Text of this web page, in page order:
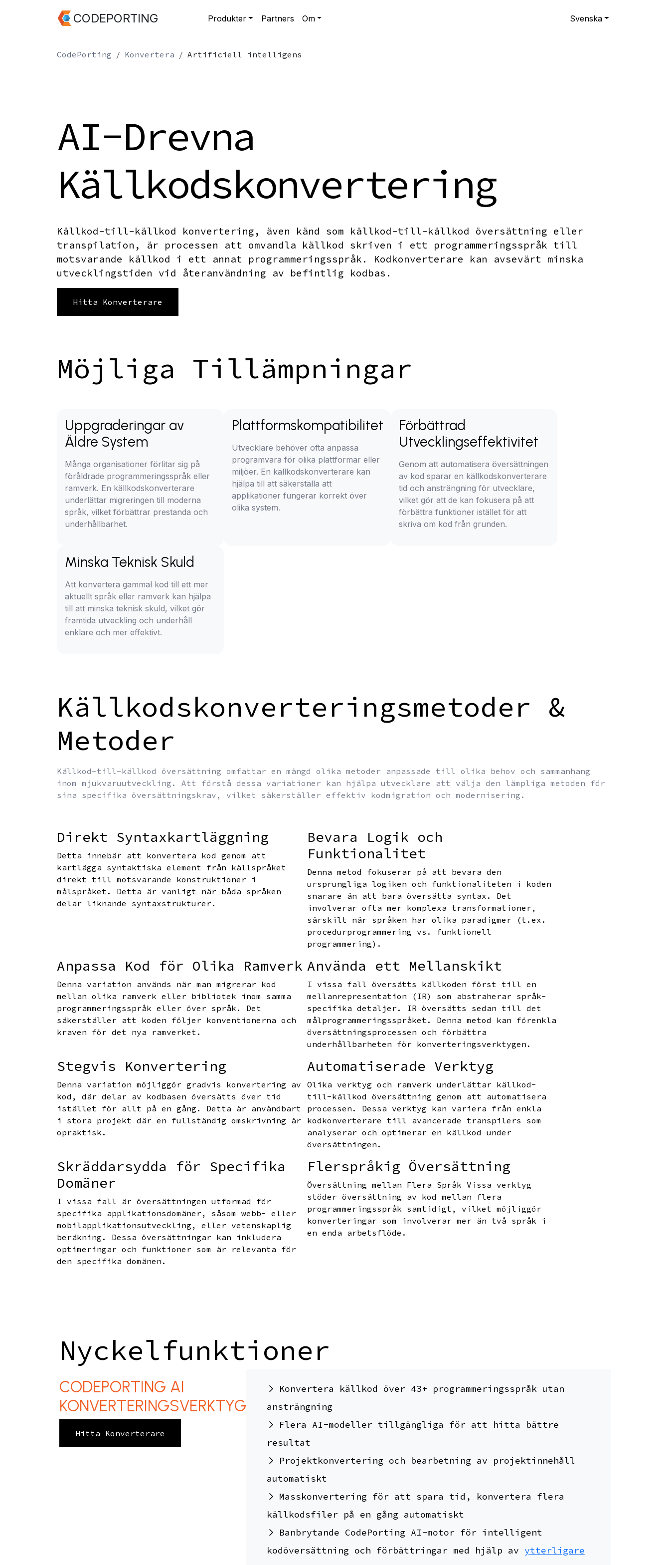
CODEPORTING Produkter Partners Om Svenska
CodePorting Konvertera Artificiell intelligens
AI-Drevna
Källkodskonvertering
Källkod-till-källkod konvertering , även känd som källkod-till-källkod översättning eller
transpilation, är processen att omvandla källkod skriven i ett programmeringsspråk till
motsvarande källkod i ett annat programmeringsspråk. Kodkonverterare kan avsevärt minska
utvecklingstiden vid återanvändning av befintlig kodbas.
Hitta Konverterare
Möjliga Tillämpningar
Uppgraderingar av
Äldre System
Många organisationer förlitar sig på
föråldrade programmeringsspråk eller
ramverk. En källkodskonverterare
underlättar migreringen till moderna
språk, vilket förbättrar prestanda och
underhållbarhet.
Plattformskompatibilitet
Utvecklare behöver ofta anpassa
programvara för olika plattformar eller
miljöer. En källkodskonverterare kan
hjälpa till att säkerställa att
applikationer fungerar korrekt över
olika system.
Förbättrad
Utvecklingseffektivitet
Genom att automatisera översättningen
av kod sparar en källkodskonverterare
tid och ansträngning för utvecklare,
vilket gör att de kan fokusera på att
förbättra funktioner istället för att
skriva om kod från grunden.
Minska Teknisk Skuld
Att konvertera gammal kod till ett mer
aktuellt språk eller ramverk kan hjälpa
till att minska teknisk skuld, vilket gör
framtida utveckling och underhåll
enklare och mer effektivt.
Källkodskonverteringsmetoder &
Metoder
Källkod-till-källkod översättning omfattar en mängd olika metoder anpassade till olika behov och sammanhang
inom mjukvaruutveckling. Att förstå dessa variationer kan hjälpa utvecklare att välja den lämpliga metoden för
sina specifika översättningskrav, vilket säkerställer effektiv kodmigration och modernisering.
Direkt Syntaxkartläggning
Detta innebär att konvertera kod genom att
kartlägga syntaktiska element från källspråket
direkt till motsvarande konstruktioner i
målspråket. Detta är vanligt när båda språken
delar liknande syntaxstrukturer.
Bevara Logik och
Funktionalitet
Denna metod fokuserar på att bevara den
ursprungliga logiken och funktionaliteten i koden
snarare än att bara översätta syntax. Det
involverar ofta mer komplexa transformationer,
särskilt när språken har olika paradigmer (t.ex.
procedurprogrammering vs. funktionell
programmering).
Anpassa Kod för Olika Ramverk
Denna variation används när man migrerar kod
mellan olika ramverk eller bibliotek inom samma
programmeringsspråk eller över språk. Det
säkerställer att koden följer konventionerna och
kraven för det nya ramverket.
Använda ett Mellanskikt
I vissa fall översätts källkoden först till en
mellanrepresentation (IR) som abstraherar språk-
specifika detaljer. IR översätts sedan till det
målprogrammeringsspråket. Denna metod kan förenkla
översättningsprocessen och förbättra
underhållbarheten för konverteringsverktygen.
Stegvis Konvertering
Denna variation möjliggör gradvis konvertering av
kod, där delar av kodbasen översätts över tid
istället för allt på en gång. Detta är användbart
i stora projekt där en fullständig omskrivning är
opraktisk.
Automatiserade Verktyg
Olika verktyg och ramverk underlättar källkod-
till-källkod översättning genom att automatisera
processen. Dessa verktyg kan variera från enkla
kodkonverterare till avancerade transpilers som
analyserar och optimerar en källkod under
översättningen.
Skräddarsydda för Specifika
Domäner
I vissa fall är översättningen utformad för
specifika applikationsdomäner, såsom webb- eller
mobilapplikationsutveckling, eller vetenskaplig
beräkning. Dessa översättningar kan inkludera
optimeringar och funktioner som är relevanta för
den specifika domänen.
Flerspråkig Översättning
Översättning mellan Flera Språk Vissa verktyg
stöder översättning av kod mellan flera
programmeringsspråk samtidigt, vilket möjliggör
konverteringar som involverar mer än två språk i
en enda arbetsflöde.
Nyckelfunktioner
CODEPORTING AI
KONVERTERINGSVERKTYG
Hitta Konverterare
Konvertera källkod över 43+ programmeringsspråk utan
ansträngning
Flera AI-modeller tillgängliga för att hitta bättre
resultat
Projektkonvertering och bearbetning av projektinnehåll
automatiskt
Masskonvertering för att spara tid, konvertera flera
källkodsfiler på en gång automatiskt
Banbrytande CodePorting AI-motor för intelligent
kodöversättning och förbättringar med hjälp av ytterligare